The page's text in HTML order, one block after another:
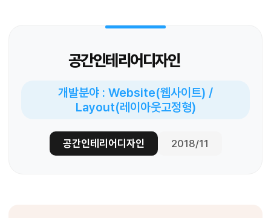
공간인테리어디자인
개발분야 : Website(웹사이트) /
Layout(레이아웃고정형)
공간인테리어디자인 2018/11